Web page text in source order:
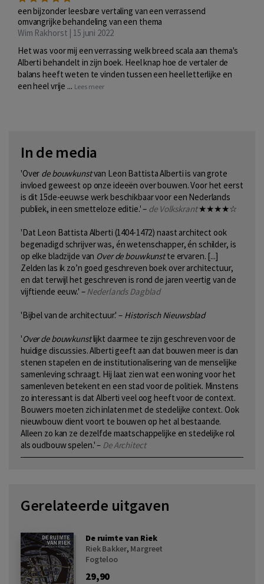
een bijzonder leesbare vertaling van een verrassend
omvangrijke behandeling van een thema
Wim Rakhorst | 15 juni 2022
Het was voor mij een verrassing welk breed scala aan thema's
Alberti behandelt in zijn boek. Heel knap hoe de vertaler de
balans heeft weten te vinden tussen een heel letterlijke en
een heel vrije ... Lees meer
In de media
'Over de bouwkunstvan Leon Battista Alberti is van grote
invloed geweest op onze ideeën over bouwen. Voor het eerst
is dit 15de-eeuwse werk beschikbaar voor een Nederlands
publiek, in een smetteloze editie.' – de Volkskrant★★★★☆
'Dat Leon Battista Alberti (1404-1472) naast architect ook
begenadigd schrijver was, én wetenschapper, én schilder, is
op elke bladzijde van Over de bouwkunstte ervaren. [...]
Zelden las ik zo’n goed geschreven boek over architectuur,
en dat terwijl het geschreven is rond de jaren veertig van de
vijftiende eeuw.' –Nederlands Dagblad
'Bijbel van de architectuur.' – Historisch Nieuwsblad
'Over de bouwkunstlijkt daarmee te zijn geschreven voor de
huidige discussies. Alberti geeft aan dat bouwen meer is dan
stenen stapelen en de institutionalisering van de menselijke
samenleving schraagt. Hij laat zien wat een woning voor het
samenleven betekent en een stad voor de politiek. Minstens
zo interessant is dat Alberti veel oog heeft voor de context.
Bouwers moeten zich inlaten met de stedelijke context. Ook
nieuwbouw dient voort te bouwen op het al bestaande.
Alleen zo kan ze dezelfde maatschappelijke en stedelijke rol
als oudbouw spelen.' – De Architect
Gerelateerde uitgaven
De ruimte van Riek
Riek Bakker, Margreet
Fogteloo
29,90